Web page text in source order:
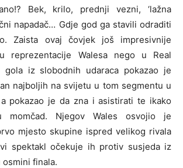
Bek, krilo, prednji vezni, ‘lažna
napadač… Gdje god ga stavili odraditi
Zaista ovaj čovjek još impresivnije
reprezentacije Walesa nego u Real
gola iz slobodnih udaraca pokazao je
najboljih na svijetu u tom segmentu u
pokazao je da zna i asistirati te ikako
momčad. Njegov Wales osvojio je
mjesto skupine ispred velikog rivala
spektakl očekuje ih protiv susjeda iz
finala.